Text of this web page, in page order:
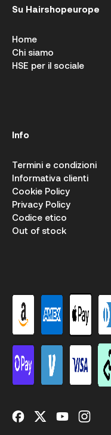
Su Hairshopeurope
Home
Chi siamo
HSE per il sociale
Info
Termini e condizioni
Informativa clienti
Cookie Policy
Privacy Policy
Codice etico
Out of stock